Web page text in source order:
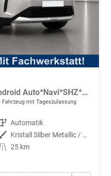
Ultimate Hybrid 145 PS Android Auto*Navi*SHZ*Tech Paket GS*Kamera*Klimaauto
Fahrzeug mit Tageszulassung
Getriebe Automatik
Außenfarbe
Kristall Silber Metallic / Dach Schwarz
Kilometerstand 25 km